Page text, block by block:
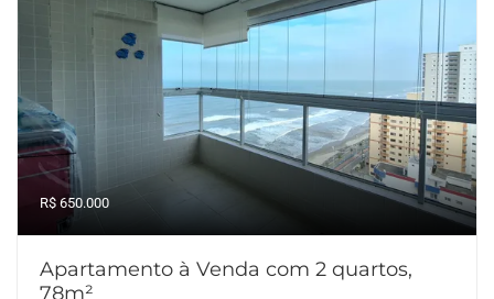
R$ 650.000
Apartamento à Venda com 2 quartos,
78m²